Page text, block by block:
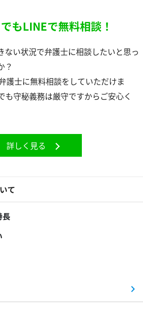
もLINEで無料相談！
ない状況で弁護士に相談したいと思っ
？
護士に無料相談をしていただけま
も守秘義務は厳守ですからご安心く
詳しく見る
て
長